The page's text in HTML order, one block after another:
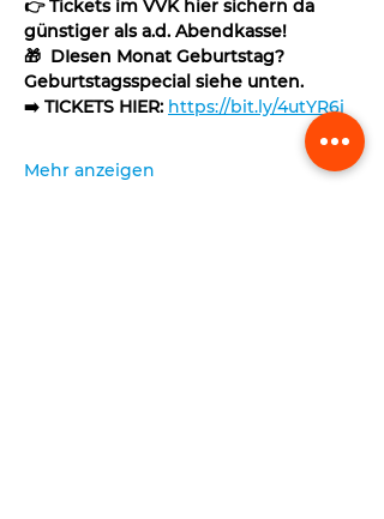
👉 Tickets im VVK hier sichern da
günstiger als a.d. Abendkasse!
🎁  DIesen Monat Geburtstag?
Geburtstagsspecial siehe unten.
➡️ TICKETS HIER: https://bit.ly/4utYR6i
Mehr anzeigen